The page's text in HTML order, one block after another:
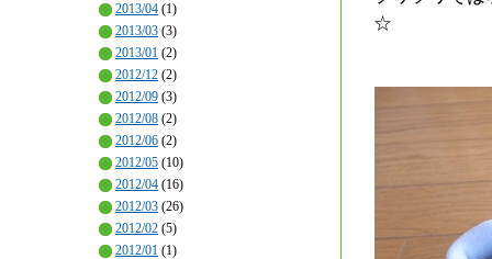
2013/04 (1)
2013/03 (3)
2013/01 (2)
2012/12 (2)
2012/09 (3)
2012/08 (2)
2012/06 (2)
2012/05 (10)
2012/04 (16)
2012/03 (26)
2012/02 (5)
2012/01 (1)
☆